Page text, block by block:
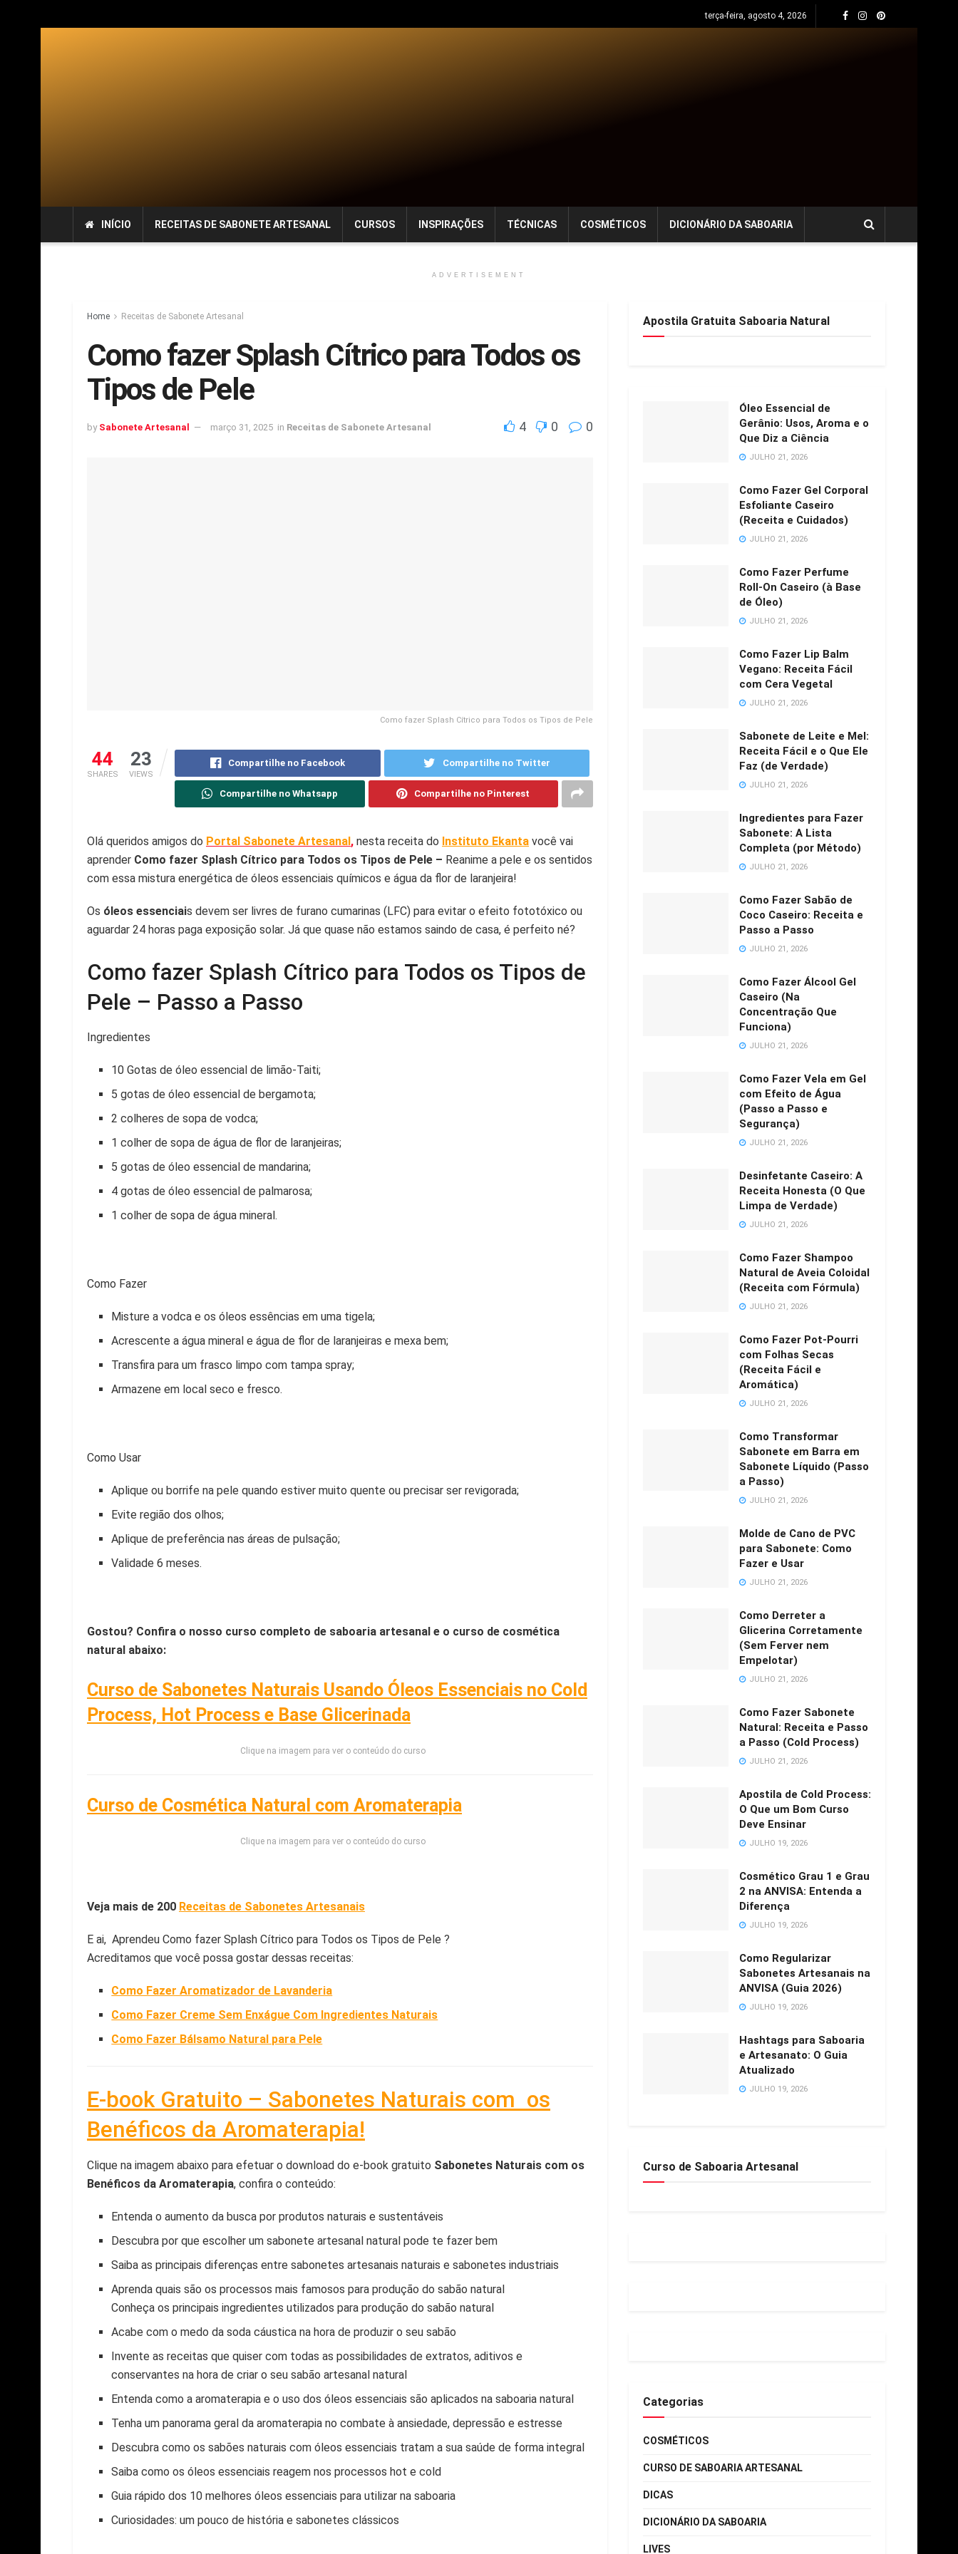
terça-feira, agosto 4, 2026
INÍCIO RECEITAS DE SABONETE ARTESANAL CURSOS INSPIRAÇÕES TÉCNICAS COSMÉTICOS DICIONÁRIO DA SABOARIA
ADVERTISEMENT
Home Receitas de Sabonete Artesanal
Como fazer Splash Cítrico para Todos os
Tipos de Pele
by Sabonete Artesanal março 31, 2025 in Receitas de Sabonete Artesanal 4 0 0
Como fazer Splash Cítrico para Todos os Tipos de Pele
44
SHARES
23
VIEWS
Compartilhe no Facebook Compartilhe no Twitter
Compartilhe no Whatsapp Compartilhe no Pinterest
Olá queridos amigos do Portal Sabonete Artesanal, nesta receita do Instituto Ekanta você vai
aprender Como fazer Splash Cítrico para Todos os Tipos de Pele – Reanime a pele e os sentidos
com essa mistura energética de óleos essenciais químicos e água da flor de laranjeira!
Os óleos essenciais devem ser livres de furano cumarinas (LFC) para evitar o efeito fototóxico ou
aguardar 24 horas paga exposição solar. Já que quase não estamos saindo de casa, é perfeito né? ⠀
Como fazer Splash Cítrico para Todos os Tipos de
Pele – Passo a Passo
Ingredientes
10 Gotas de óleo essencial de limão-Taiti;
5 gotas de óleo essencial de bergamota;
2 colheres de sopa de vodca;
1 colher de sopa de água de flor de laranjeiras;
5 gotas de óleo essencial de mandarina;
4 gotas de óleo essencial de palmarosa;
1 colher de sopa de água mineral.
Como Fazer
Misture a vodca e os óleos essências em uma tigela;
Acrescente a água mineral e água de flor de laranjeiras e mexa bem;
Transfira para um frasco limpo com tampa spray;
Armazene em local seco e fresco.
Como Usar
Aplique ou borrife na pele quando estiver muito quente ou precisar ser revigorada;
Evite região dos olhos;
Aplique de preferência nas áreas de pulsação;
Validade 6 meses.
Gostou? Confira o nosso curso completo de saboaria artesanal e o curso de cosmética
natural abaixo:
Curso de Sabonetes Naturais Usando Óleos Essenciais no Cold
Process, Hot Process e Base Glicerinada
Clique na imagem para ver o conteúdo do curso
Curso de Cosmética Natural com Aromaterapia
Clique na imagem para ver o conteúdo do curso
Veja mais de 200 Receitas de Sabonetes Artesanais
E ai, Aprendeu Como fazer Splash Cítrico para Todos os Tipos de Pele ?
Acreditamos que você possa gostar dessas receitas:
Como Fazer Aromatizador de Lavanderia
Como Fazer Creme Sem Enxágue Com Ingredientes Naturais
Como Fazer Bálsamo Natural para Pele
E-book Gratuito – Sabonetes Naturais com os
Benéficos da Aromaterapia!
Clique na imagem abaixo para efetuar o download do e-book gratuito Sabonetes Naturais com os
Benéficos da Aromaterapia, confira o conteúdo:
Entenda o aumento da busca por produtos naturais e sustentáveis
Descubra por que escolher um sabonete artesanal natural pode te fazer bem
Saiba as principais diferenças entre sabonetes artesanais naturais e sabonetes industriais
Aprenda quais são os processos mais famosos para produção do sabão natural
Conheça os principais ingredientes utilizados para produção do sabão natural
Acabe com o medo da soda cáustica na hora de produzir o seu sabão
Invente as receitas que quiser com todas as possibilidades de extratos, aditivos e
conservantes na hora de criar o seu sabão artesanal natural
Entenda como a aromaterapia e o uso dos óleos essenciais são aplicados na saboaria natural
Tenha um panorama geral da aromaterapia no combate à ansiedade, depressão e estresse
Descubra como os sabões naturais com óleos essenciais tratam a sua saúde de forma integral
Saiba como os óleos essenciais reagem nos processos hot e cold
Guia rápido dos 10 melhores óleos essenciais para utilizar na saboaria
Curiosidades: um pouco de história e sabonetes clássicos
Apostila Gratuita Saboaria Natural
Óleo Essencial de
Gerânio: Usos, Aroma e o
Que Diz a Ciência
JULHO 21, 2026
Como Fazer Gel Corporal
Esfoliante Caseiro
(Receita e Cuidados)
JULHO 21, 2026
Como Fazer Perfume
Roll-On Caseiro (à Base
de Óleo)
JULHO 21, 2026
Como Fazer Lip Balm
Vegano: Receita Fácil
com Cera Vegetal
JULHO 21, 2026
Sabonete de Leite e Mel:
Receita Fácil e o Que Ele
Faz (de Verdade)
JULHO 21, 2026
Ingredientes para Fazer
Sabonete: A Lista
Completa (por Método)
JULHO 21, 2026
Como Fazer Sabão de
Coco Caseiro: Receita e
Passo a Passo
JULHO 21, 2026
Como Fazer Álcool Gel
Caseiro (Na
Concentração Que
Funciona)
JULHO 21, 2026
Como Fazer Vela em Gel
com Efeito de Água
(Passo a Passo e
Segurança)
JULHO 21, 2026
Desinfetante Caseiro: A
Receita Honesta (O Que
Limpa de Verdade)
JULHO 21, 2026
Como Fazer Shampoo
Natural de Aveia Coloidal
(Receita com Fórmula)
JULHO 21, 2026
Como Fazer Pot-Pourri
com Folhas Secas
(Receita Fácil e
Aromática)
JULHO 21, 2026
Como Transformar
Sabonete em Barra em
Sabonete Líquido (Passo
a Passo)
JULHO 21, 2026
Molde de Cano de PVC
para Sabonete: Como
Fazer e Usar
JULHO 21, 2026
Como Derreter a
Glicerina Corretamente
(Sem Ferver nem
Empelotar)
JULHO 21, 2026
Como Fazer Sabonete
Natural: Receita e Passo
a Passo (Cold Process)
JULHO 21, 2026
Apostila de Cold Process:
O Que um Bom Curso
Deve Ensinar
JULHO 19, 2026
Cosmético Grau 1 e Grau
2 na ANVISA: Entenda a
Diferença
JULHO 19, 2026
Como Regularizar
Sabonetes Artesanais na
ANVISA (Guia 2026)
JULHO 19, 2026
Hashtags para Saboaria
e Artesanato: O Guia
Atualizado
JULHO 19, 2026
Curso de Saboaria Artesanal
Categorias
COSMÉTICOS
CURSO DE SABOARIA ARTESANAL
DICAS
DICIONÁRIO DA SABOARIA
LIVES